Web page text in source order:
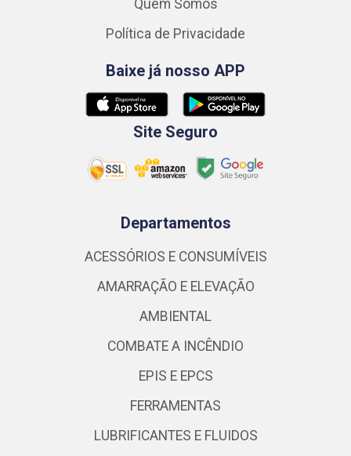
Quem Somos
Política de Privacidade
Baixe já nosso APP
Site Seguro
Departamentos
ACESSÓRIOS E CONSUMÍVEIS
AMARRAÇÃO E ELEVAÇÃO
AMBIENTAL
COMBATE A INCÊNDIO
EPIS E EPCS
FERRAMENTAS
LUBRIFICANTES E FLUIDOS